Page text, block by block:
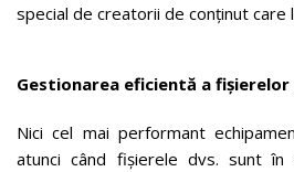
special de creatorii de conținut care
Gestionarea eficientă a
Nici cel mai performant
atunci când fișierele dvs. sunt în